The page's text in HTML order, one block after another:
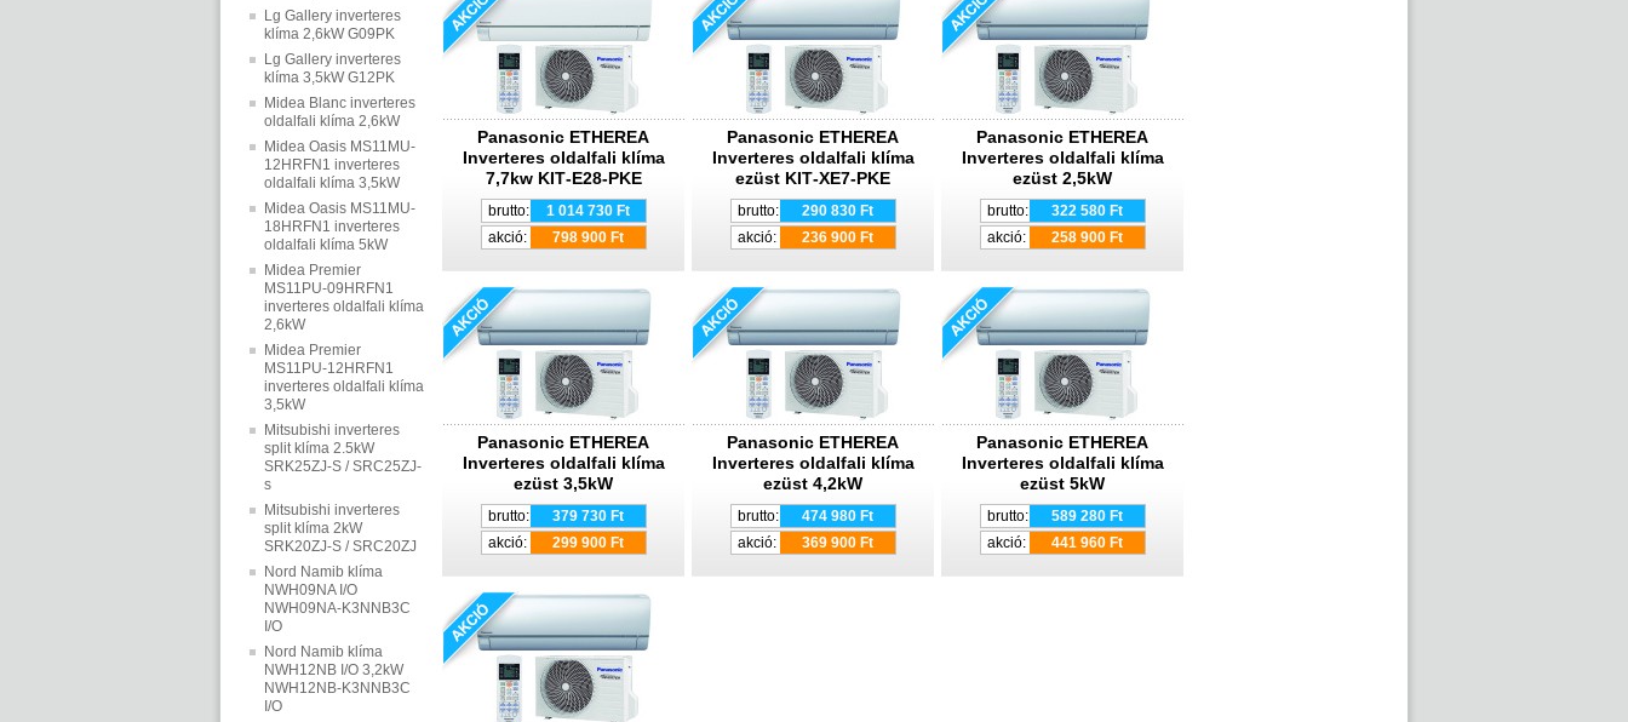
Lg Gallery inverteres
klíma 2,6kW G09PK
Lg Gallery inverteres
klíma 3,5kW G12PK
Midea Blanc inverteres
oldalfali klíma 2,6kW
Midea Oasis MS11MU-
12HRFN1 inverteres
oldalfali klíma 3,5kW
Midea Oasis MS11MU-
18HRFN1 inverteres
oldalfali klíma 5kW
Midea Premier
MS11PU-09HRFN1
inverteres oldalfali klíma
2,6kW
Midea Premier
MS11PU-12HRFN1
inverteres oldalfali klíma
3,5kW
Mitsubishi inverteres
split klíma 2.5kW
SRK25ZJ-S / SRC25ZJ-
s
Mitsubishi inverteres
split klíma 2kW
SRK20ZJ-S / SRC20ZJ
Nord Namib klíma
NWH09NA I/O
NWH09NA-K3NNB3C
I/O
Nord Namib klíma
NWH12NB I/O 3,2kW
NWH12NB-K3NNB3C
I/O
Panasonic ETHEREA
Inverteres oldalfali klíma
7,7kw KIT‐E28‐PKE
brutto:
1 014 730 Ft
akció:
798 900 Ft
Panasonic ETHEREA
Inverteres oldalfali klíma
ezüst KIT‐XE7‐PKE
brutto:
290 830 Ft
akció:
236 900 Ft
Panasonic ETHEREA
Inverteres oldalfali klíma
ezüst 2,5kW
brutto:
322 580 Ft
akció:
258 900 Ft
Panasonic ETHEREA
Inverteres oldalfali klíma
ezüst 3,5kW
brutto:
379 730 Ft
akció:
299 900 Ft
Panasonic ETHEREA
Inverteres oldalfali klíma
ezüst 4,2kW
brutto:
474 980 Ft
akció:
369 900 Ft
Panasonic ETHEREA
Inverteres oldalfali klíma
ezüst 5kW
brutto:
589 280 Ft
akció:
441 960 Ft